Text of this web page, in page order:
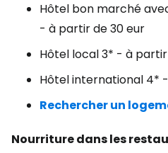
Hôtel bon marché
- à partir de 30 eur
Hôtel local 3* - à
Hôtel international 4*
Rechercher un
Nourriture dans les